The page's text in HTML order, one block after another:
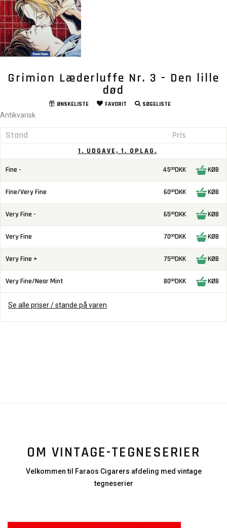
Grimion Læderluffe Nr. 3 - Den lille
død
ØNSKELISTE FAVORIT SØGELISTE
Antikvarisk
Stand Pris
1. UDGAVE, 1. OPLAG.
Fine - 4500DKK KØB
Fine/Very Fine 6000DKK KØB
Very Fine - 6500DKK KØB
Very Fine 7000DKK KØB
Very Fine + 7500DKK KØB
Very Fine/Near Mint 8000DKK KØB
Se alle priser / stande på varen
OM VINTAGE-TEGNESERIER
Velkommen til Faraos Cigarers afdeling med vintage
tegneserier